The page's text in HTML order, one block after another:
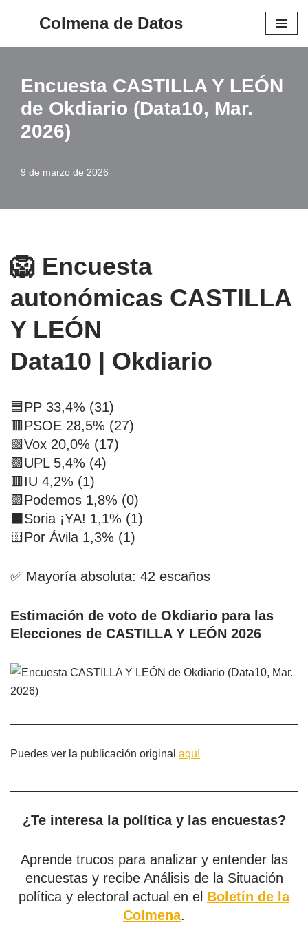
Colmena de Datos
Encuesta CASTILLA Y LEÓN
de Okdiario (Data10, Mar.
2026)
9 de marzo de 2026
🦁 Encuesta
autonómicas CASTILLA
Y LEÓN
Data10 | Okdiario
🟦PP 33,4% (31)
🟥PSOE 28,5% (27)
🟩Vox 20,0% (17)
🟪UPL 5,4% (4)
🟥IU 4,2% (1)
🟪Podemos 1,8% (0)
⬛Soria ¡YA! 1,1% (1)
🟨Por Ávila 1,3% (1)
✅ Mayoría absoluta: 42 escaños
Estimación de voto de Okdiario para las
Elecciones de CASTILLA Y LEÓN 2026
Puedes ver la publicación original aquí
¿Te interesa la política y las encuestas?
Aprende trucos para analizar y entender las
encuestas y recibe Análisis de la Situación
política y electoral actual en el Boletín de la
Colmena.